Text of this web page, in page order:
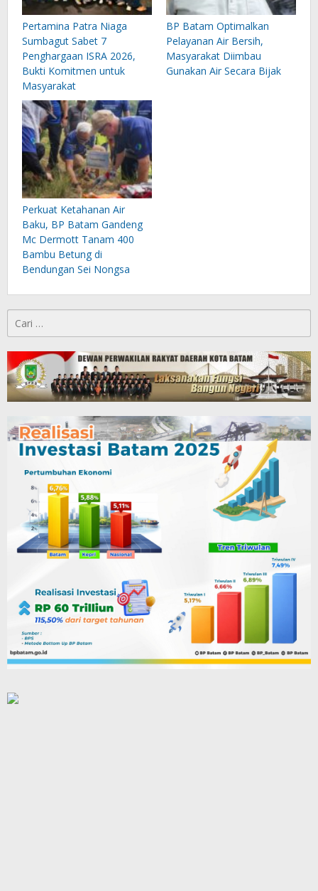
Pertamina Patra Niaga
Sumbagut Sabet 7
Penghargaan ISRA 2026,
Bukti Komitmen untuk
Masyarakat
BP Batam Optimalkan
Pelayanan Air Bersih,
Masyarakat Diimbau
Gunakan Air Secara Bijak
Perkuat Ketahanan Air
Baku, BP Batam Gandeng
Mc Dermott Tanam 400
Bambu Betung di
Bendungan Sei Nongsa
untuk: